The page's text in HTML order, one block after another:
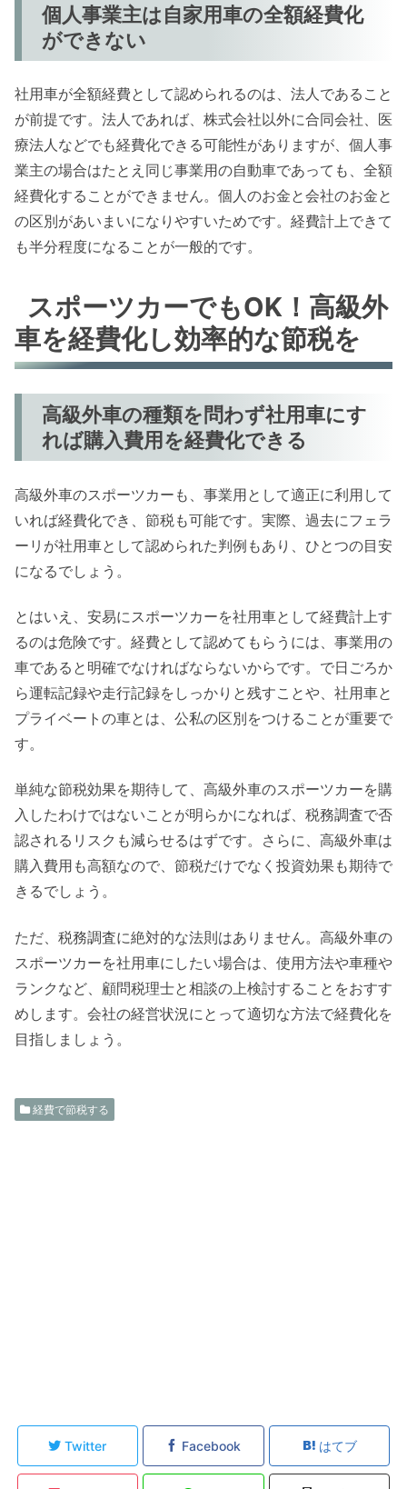
個人事業主は自家用車の全額経費化
ができない
社用車が全額経費として認められるのは、法人であること
が前提です。法人であれば、株式会社以外に合同会社、医
療法人などでも経費化できる可能性がありますが、個人事
業主の場合はたとえ同じ事業用の自動車であっても、全額
経費化することができません。個人のお金と会社のお金と
の区別があいまいになりやすいためです。経費計上できて
も半分程度になることが一般的です。
スポーツカーでもOK！高級外
車を経費化し効率的な節税を
高級外車の種類を問わず社用車にす
れば購入費用を経費化できる
高級外車のスポーツカーも、事業用として適正に利用して
いれば経費化でき、節税も可能です。実際、過去にフェラ
ーリが社用車として認められた判例もあり、ひとつの目安
になるでしょう。
とはいえ、安易にスポーツカーを社用車として経費計上す
るのは危険です。経費として認めてもらうには、事業用の
車であると明確でなければならないからです。で日ごろか
ら運転記録や走行記録をしっかりと残すことや、社用車と
プライベートの車とは、公私の区別をつけることが重要で
す。
単純な節税効果を期待して、高級外車のスポーツカーを購
入したわけではないことが明らかになれば、税務調査で否
認されるリスクも減らせるはずです。さらに、高級外車は
購入費用も高額なので、節税だけでなく投資効果も期待で
きるでしょう。
ただ、税務調査に絶対的な法則はありません。高級外車の
スポーツカーを社用車にしたい場合は、使用方法や車種や
ランクなど、顧問税理士と相談の上検討することをおすす
めします。会社の経営状況にとって適切な方法で経費化を
目指しましょう。
経費で節税する
Twitter Facebook はてブ